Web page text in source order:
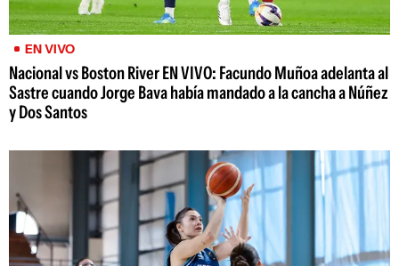
EN VIVO
Nacional vs Boston River EN VIVO: Facundo Muñoa adelanta al
Sastre cuando Jorge Bava había mandado a la cancha a Núñez
y Dos Santos